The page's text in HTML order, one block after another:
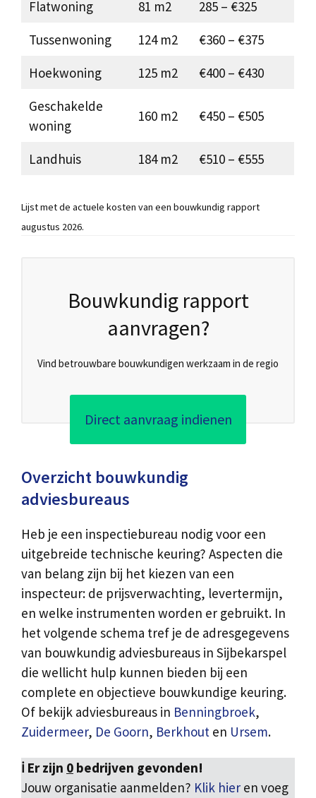
Flatwoning 81 m2
285 – €325
Tussenwoning
124 m2
€360 – €375
Hoekwoning
125 m2
€400 – €430
Geschakelde
woning
160 m2 €450 – €505
Landhuis 184 m2 €510 – €555
Lijst met de actuele kosten van een bouwkundig rapport
augustus 2026.
Bouwkundig rapport
aanvragen?
Vind betrouwbare bouwkundigen werkzaam in de regio
Direct aanvraag indienen
Overzicht bouwkundig
adviesbureaus
Heb je een inspectiebureau nodig voor een
uitgebreide technische keuring? Aspecten die
van belang zijn bij het kiezen van een
inspecteur: de prijsverwachting, levertermijn,
en welke instrumenten worden er gebruikt. In
het volgende schema tref je de adresgegevens
van bouwkundig adviesbureaus in Sijbekarspel
die wellicht hulp kunnen bieden bij een
complete en objectieve bouwkundige keuring.
Of bekijk adviesbureaus in Benningbroek,
Zuidermeer, De Goorn, Berkhout en Ursem.
ℹ️ Er zijn 0 bedrijven gevonden!
Jouw organisatie aanmelden? Klik hier en voeg